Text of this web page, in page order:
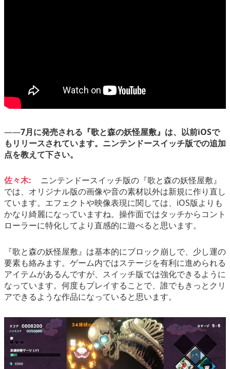
――7月に発売される『歌と森の妖怪屋敷』は、以前iOSで
もリリースされています。ニンテンドースイッチ版での追加
点を教えて下さい。
佐々木:
ニンテンドースイッチ版の『歌と森の妖怪屋敷』
では、オリジナル版の画像や音の素材以外は新規に作り直し
ています。エフェクトや映像表現に関しては、iOS版よりも
かなり綺麗になっていますね。操作面ではタッチからコント
ローラーに特化してより直感的に遊べると思います。
『歌と森の妖怪屋敷』は基本的にブロック崩しで、少し運の
要素も絡みます。ゲーム内ではステージを有利に進められる
アイテムがあるんですが、スイッチ版では強化できるように
なっています。何度もプレイすることで、誰でもきっとクリ
アできるような作品になっていると思います。